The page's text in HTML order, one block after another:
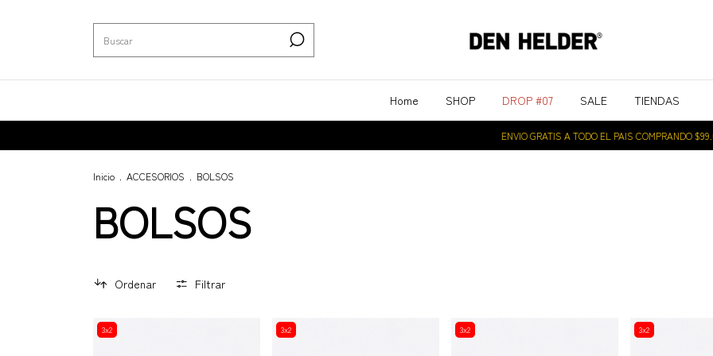
Home SHOP DROP #07 SALE TIENDAS
ENVIO GRATIS A TODO EL PAIS COMPRANDO
Inicio ACCESORIOS BOLSOS
BOLSOS
Ordenar Filtrar
3x2 3x2 3x2 3x2